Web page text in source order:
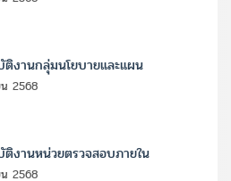
งานกลุ่มนโยบายและแผน
2568
งานหน่วยตรวจสอบภายใน
2568